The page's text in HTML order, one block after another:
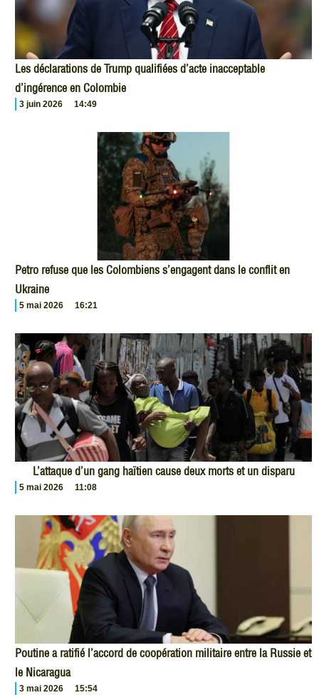
Les déclarations de Trump qualifiées d’acte inacceptable
d’ingérence en Colombie
3 juin 2026 14:49
Petro refuse que les Colombiens s’engagent dans le conflit en
Ukraine
5 mai 2026 16:21
L’attaque d’un gang haïtien cause deux morts et un disparu
5 mai 2026 11:08
Poutine a ratifié l’accord de coopération militaire entre la Russie et
le Nicaragua
3 mai 2026 15:54